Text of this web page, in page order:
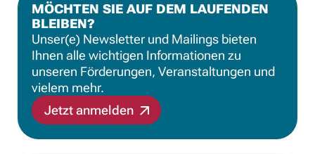
MÖCHTEN SIE AUF DEM LAUFENDEN
BLEIBEN?
Unser(e) Newsletter und Mailings bieten
Ihnen alle wichtigen Informationen zu
unseren Förderungen, Veranstaltungen und
vielem mehr.
Jetzt anmelden